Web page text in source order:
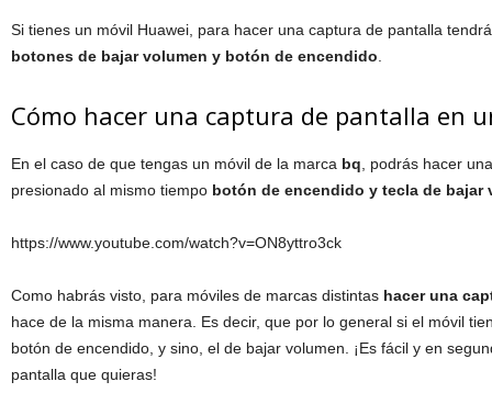
Si tienes un móvil Huawei, para hacer una captura de pantalla
botones de bajar volumen y botón de encendido
Cómo hacer una captura de pantalla en
En el caso de que tengas un móvil de la marca bq , podrás hacer
presionado al mismo tiempo botón de encendido y tecla de bajar
https://www.youtube.com/watch?v=ON8yttro3ck
Como habrás visto, para móviles de marcas distintas hacer una
hace de la misma manera. Es decir, que por lo general si el móvil
botón de encendido, y sino, el de bajar volumen. ¡Es fácil y en
pantalla que quieras!